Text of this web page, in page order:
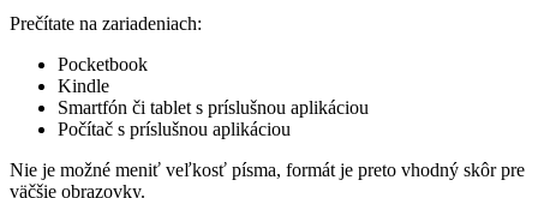
Prečítate na zariadeniach:
Pocketbook
Kindle
Smartfón či tablet s príslušnou aplikáciou
Počítač s príslušnou aplikáciou
Nie je možné meniť veľkosť písma, formát je preto vhodný skôr pre
väčšie obrazovky.